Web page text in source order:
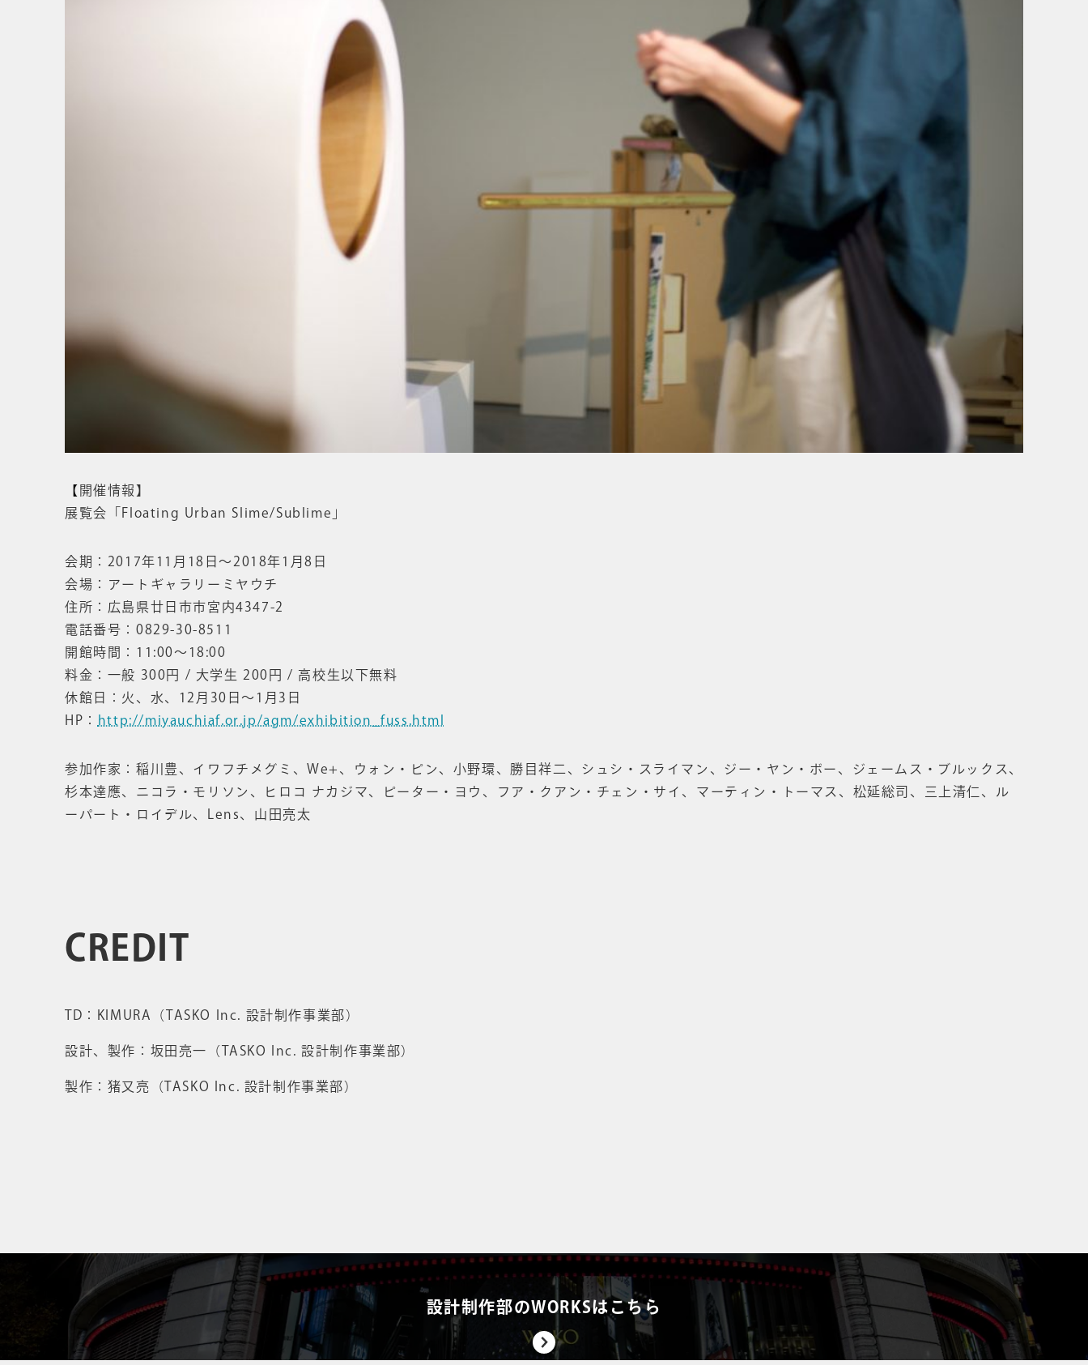
【 開催情報】
展覧会「Floating Urban Slime/Sublime」
会期：2017年11月18日〜2018年1月8日
会場：アートギャラリーミヤウチ
住所：広島県廿日市市宮内4347-2
電話番号：0829-30-8511
開館時間：11:00〜18:00
料金：一般 300円 / 大学生 200円 / 高校生以下無料
休館日：火、水、12月30日〜1月3日
HP：
http://miyauchiaf.or.jp/agm/exhibition_fuss.html
参加作家：稲川豊、イワフチメグミ、We+、ウォン・ピン、小野環、勝目祥二、シュシ・スライマン、ジー・ヤン・ボー、ジェームス・ブルックス、
杉本達應、ニコラ・モリソン、ヒロコ ナカジマ、ピーター・ヨウ、フア・クアン・チェン・サイ、マーティン・トーマス、松延総司、三上清仁、ル
ーパート・ロイデル、Lens、山田亮太
CREDIT
TD：KIMURA（TASKO Inc. 設計制作事業部）
設計、製作：坂田亮一（TASKO Inc. 設計制作事業部）
製作：猪又亮（TASKO Inc. 設計制作事業部）
設計制作部のWORKSはこちら